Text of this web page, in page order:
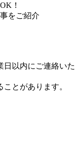
！
をご紹介
日以内にご連絡いた
とがあります。